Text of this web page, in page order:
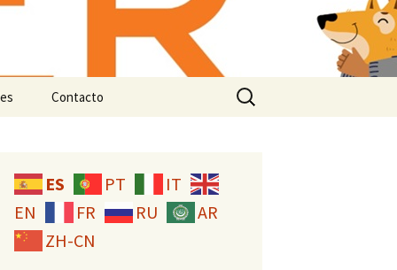
Contacto
Buscar:
ES PT
IT
EN
FR RU
AR
ZH-CN